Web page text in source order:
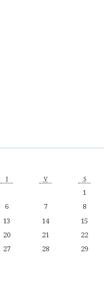
J V S
1
6 7
8
13 14
15
20 21
22
27 28
29